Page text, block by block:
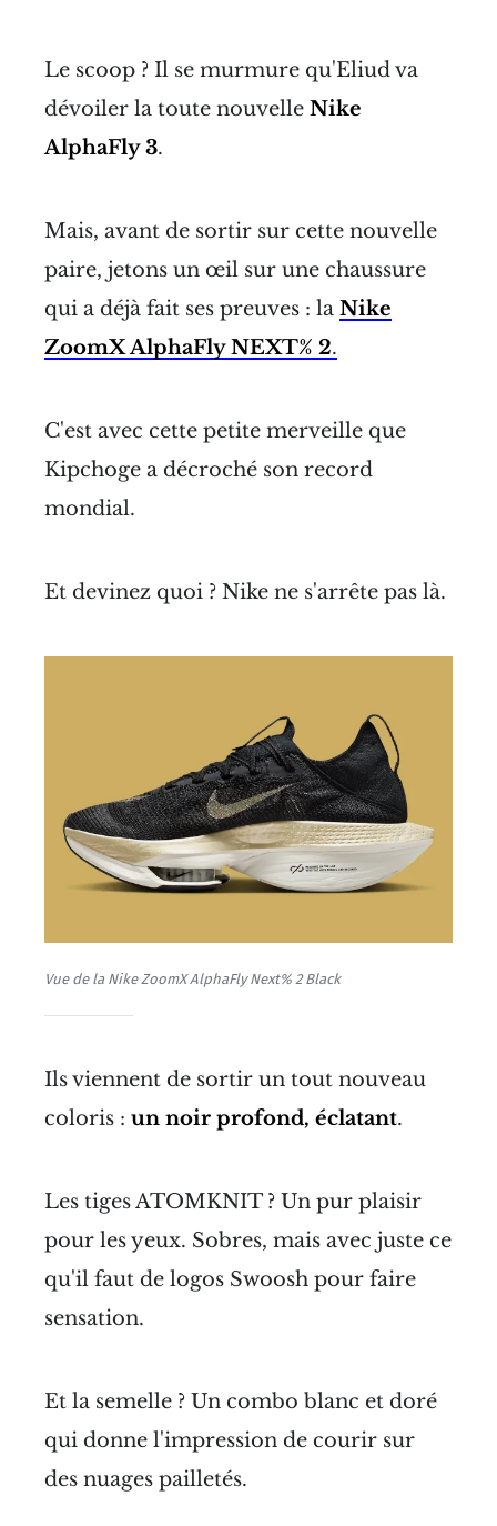
Le scoop ? Il se murmure qu'Eliud va
dévoiler la toute nouvelle Nike
AlphaFly 3.
Mais, avant de sortir sur cette nouvelle
paire, jetons un œil sur une chaussure
qui a déjà fait ses preuves : la Nike
ZoomX AlphaFly NEXT% 2.
C'est avec cette petite merveille que
Kipchoge a décroché son record
mondial.
Et devinez quoi ? Nike ne s'arrête pas là.
Vue de la Nike ZoomX AlphaFly Next% 2 Black
Ils viennent de sortir un tout nouveau
coloris : un noir profond, éclatant.
Les tiges ATOMKNIT ? Un pur plaisir
pour les yeux. Sobres, mais avec juste ce
qu'il faut de logos Swoosh pour faire
sensation.
Et la semelle ? Un combo blanc et doré
qui donne l'impression de courir sur
des nuages pailletés.